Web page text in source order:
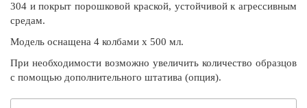
304 и покрыт порошковой краской, устойчивой к агрессивным
средам.
Модель оснащена 4 колбами x 500 мл.
При необходимости возможно увеличить количество образцов
с помощью дополнительного штатива (опция).